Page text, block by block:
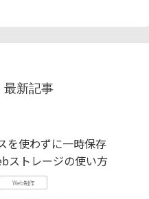
最新記事
を使わずに一時保存
ストレージの使い方
Web制作